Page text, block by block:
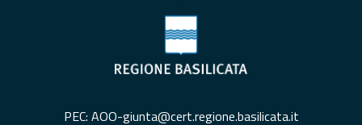
PEC: AOO-giunta@cert.regione.basilicata.it